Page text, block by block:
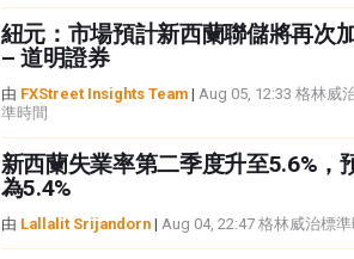
紐元：市場預計新西蘭聯儲將再次
– 道明證券
由 FXStreet Insights Team| Aug 05, 12:33 格林威
準時間
新西蘭失業率第二季度升至5.6%，
為5.4%
由 Lallalit Srijandorn| Aug 04, 22:47 格林威治標